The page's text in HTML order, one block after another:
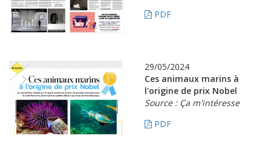
PDF
29/05/2024
Ces animaux marins à
l'origine de prix Nobel
Source : Ça m'intéresse
PDF